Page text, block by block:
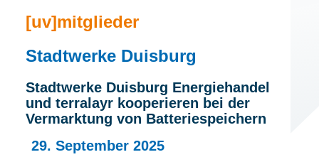
Verband
Kontakt
[uv]mitglieder
Stadtwerke Duisburg
Stadtwerke Duisburg Energiehandel
und terralayr kooperieren bei der
Vermarktung von Batteriespeichern
29. September 2025